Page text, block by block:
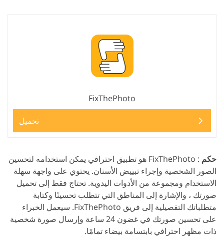
FixThePhoto
تحميل
حكم
: FixThePhoto هو تطبيق احترافي يمكن استخدامه لتحسين
الصور الشخصية وإجراء تبييض الأسنان. يحتوي على واجهة سهلة
الاستخدام ومجموعة من الأدوات اليدوية. تحتاج فقط إلى تحميل
صورتك ، والإشارة إلى المناطق التي تتطلب تحسينًا وكتابة
متطلباتك التفصيلية إلى فريق FixThePhoto. سيعمل الخبراء
على تحسين صورتك في غضون 24 ساعة وإرسال صورة شخصية
ذات مظهر احترافي بابتسامة بيضاء تمامًا.